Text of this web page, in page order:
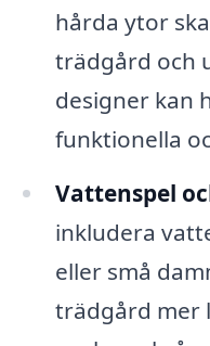
hårda ytor
trädgård och
designer kan
funktionella
Vattenspel
inkludera
eller små
trädgård mer